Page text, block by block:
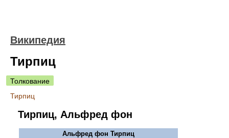
Википедия
Тирпиц
Толкование
Тирпиц
Тирпиц, Альфред фон
Альфред фон Тирпиц